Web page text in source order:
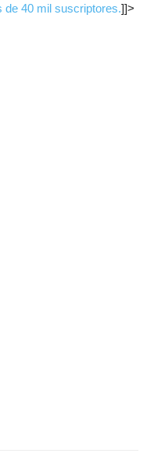
de 40 mil suscriptores.]]>